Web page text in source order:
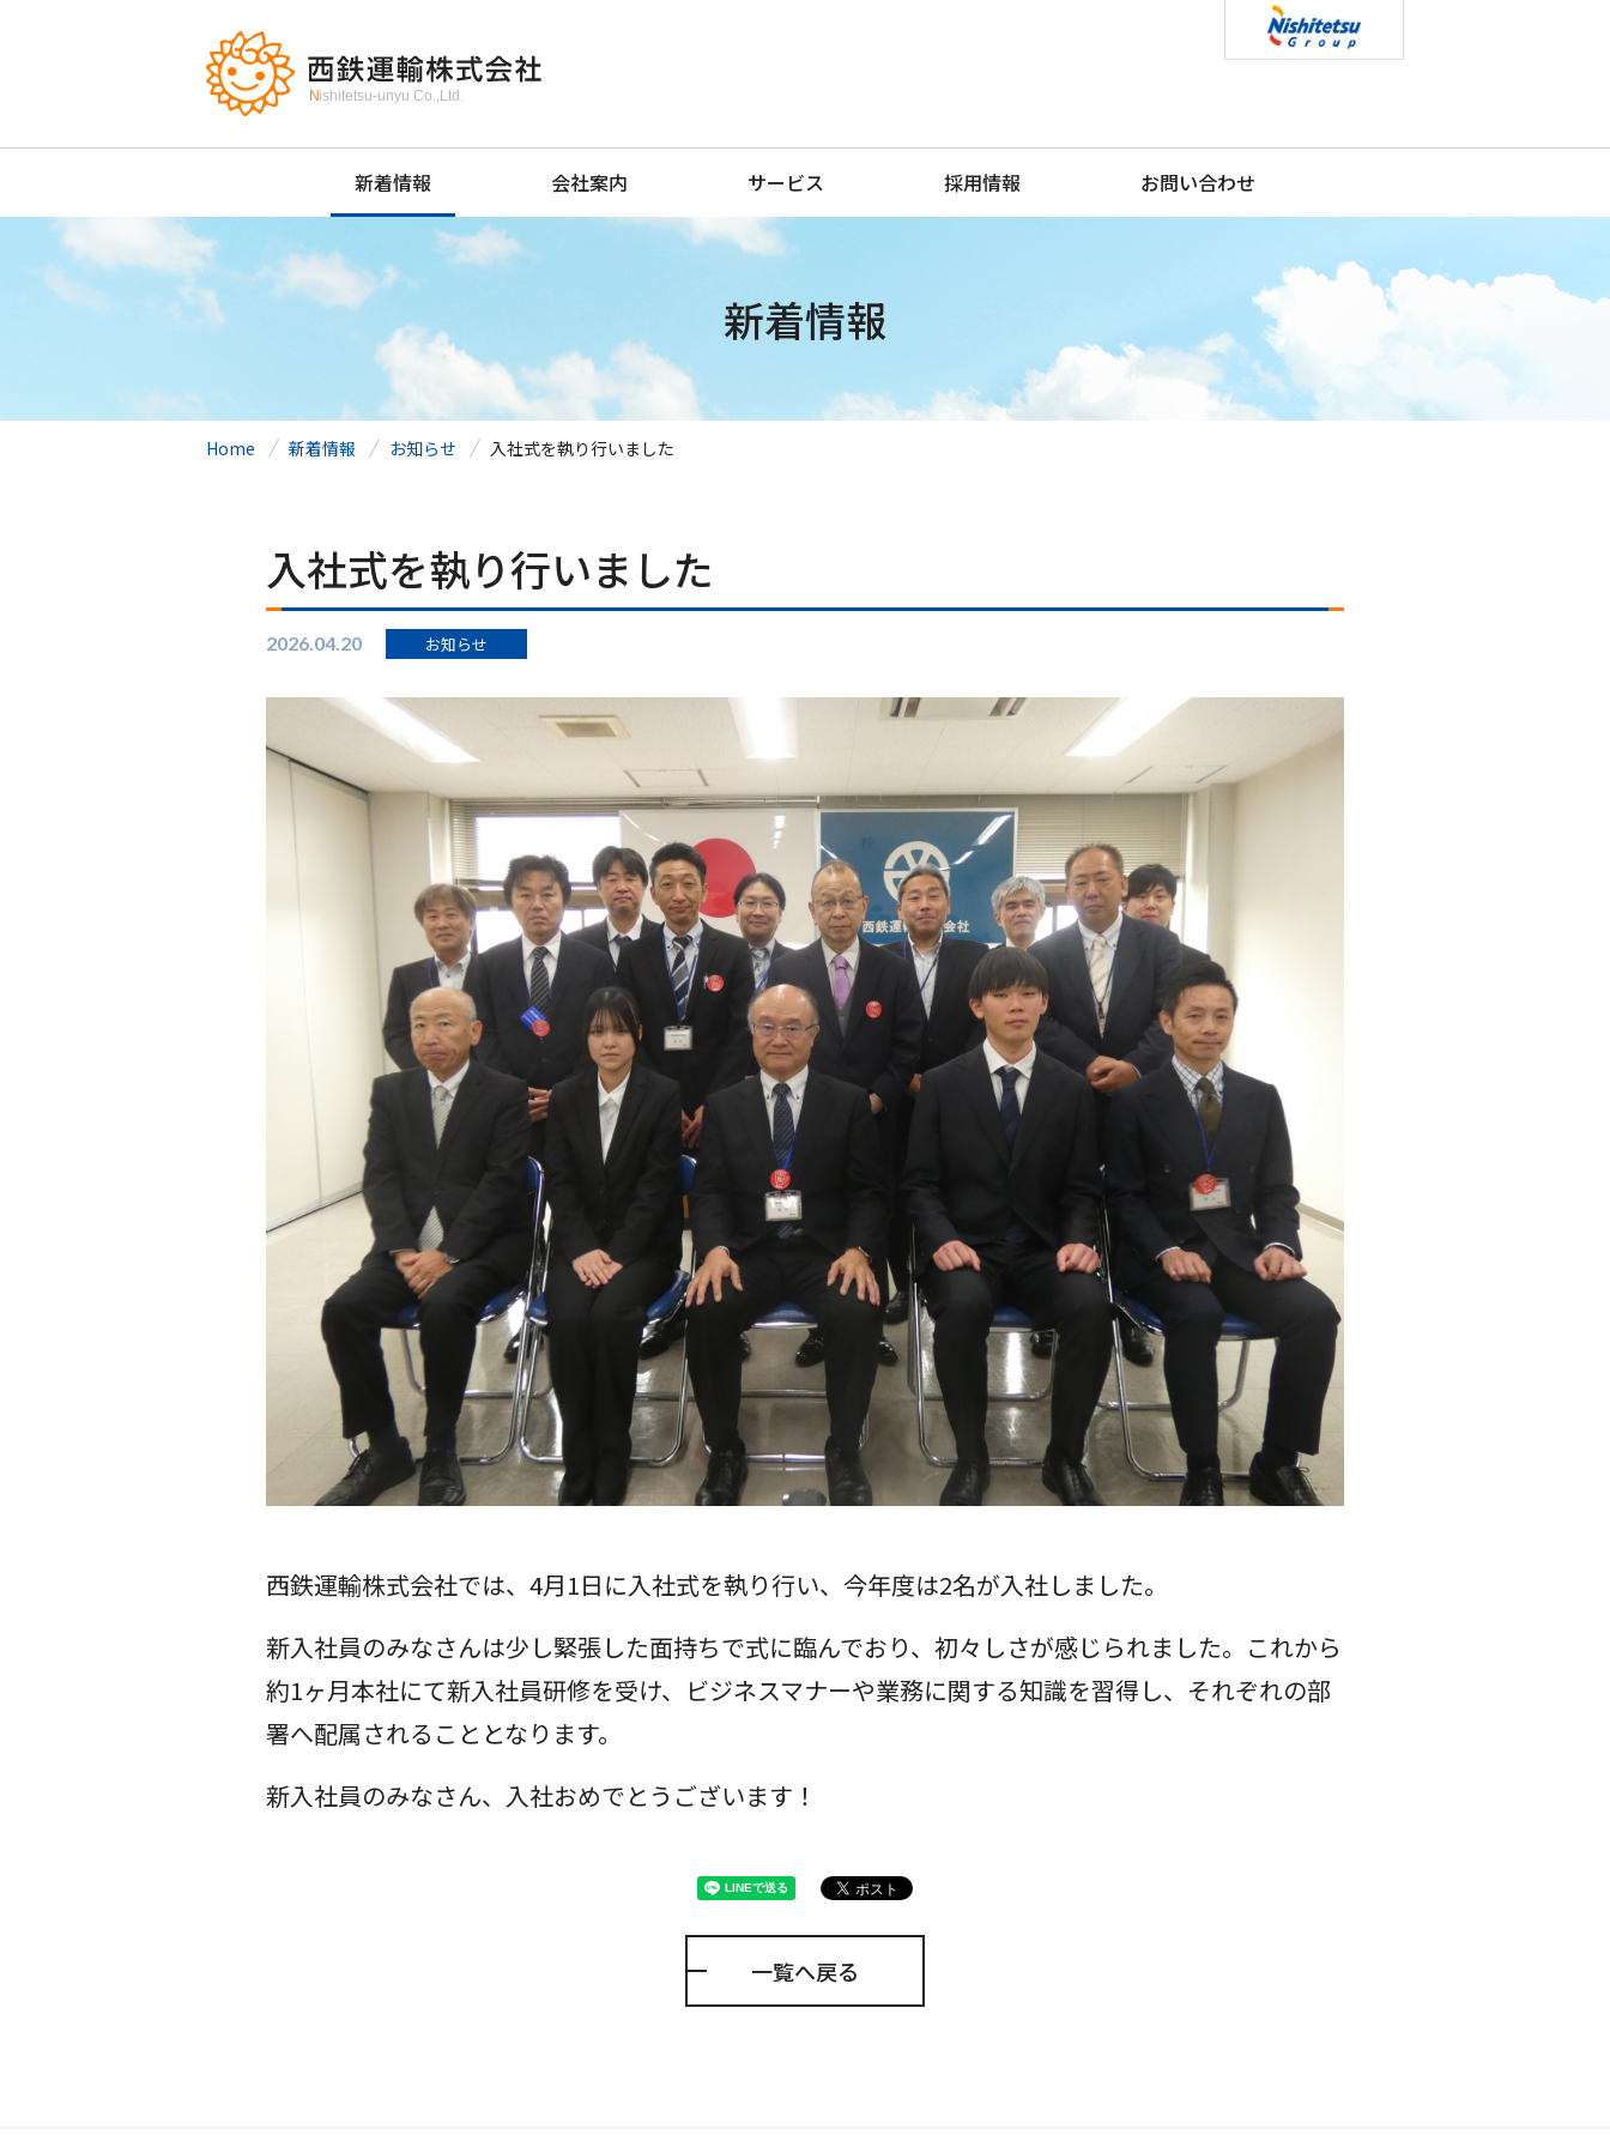
新着情報 会社案内 サービス 採用情報 お問い合わせ
新着情報
Home 新着情報 お知らせ 入社式を執り行いました
入社式を執り行いました
2026.04.20 お知らせ
西鉄運輸株式会社では、4月1日に入社式を執り行い、今年度は2名が入社しました。
新入社員のみなさんは少し緊張した面持ちで式に臨んでおり、初々しさが感じられました。これから
約1ヶ月本社にて新入社員研修を受け、ビジネスマナーや業務に関する知識を習得し、それぞれの部
署へ配属されることとなります。
新入社員のみなさん、入社おめでとうございます！
一覧へ戻る